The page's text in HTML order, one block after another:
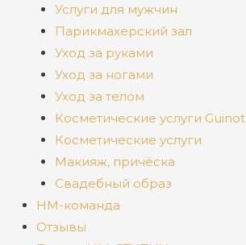
Услуги для мужчин
Парикмахерский зал
Уход за руками
Уход за ногами
Уход за телом
Косметические услуги Guinot
Косметические услуги
Макияж, причёска
Свадебный образ
НМ-команда
Отзывы